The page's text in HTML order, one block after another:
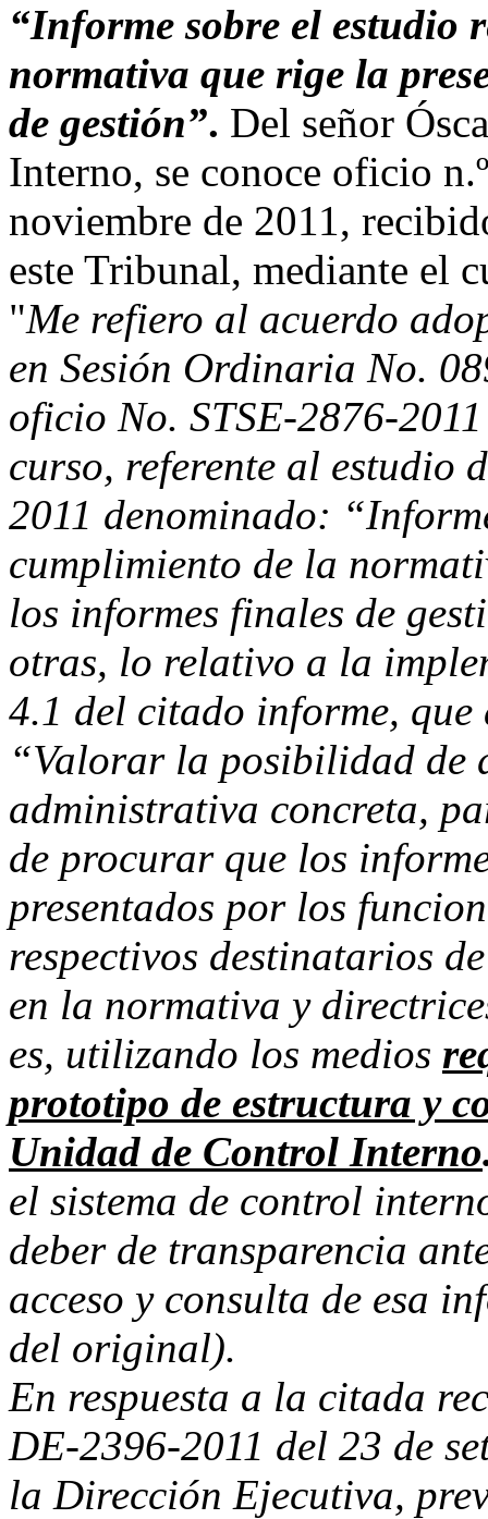
“Informe sobre el estudio
normativa que rige la
de gestión”. Del señor
Interno, se conoce oficio
noviembre de 2011,
este Tribunal, mediante el
"Me refiero al acuerdo
en Sesión Ordinaria No.
oficio No. STSE-2876-
curso, referente al estudio
2011 denominado:
cumplimiento de la
los informes finales de
otras, lo relativo a la
4.1 del citado informe,
“Valorar la posibilidad de
administrativa concreta,
de procurar que los
presentados por los
respectivos destinatarios
en la normativa y
es, utilizando los medios
prototipo de estructura y
Unidad de Control Interno
el sistema de control
deber de transparencia
acceso y consulta de esa
del original).
En respuesta a la citada
DE-2396-2011 del 23 de
la Dirección Ejecutiva,